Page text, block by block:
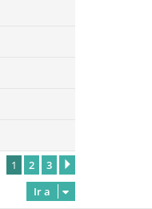
1 2 3
Ir a